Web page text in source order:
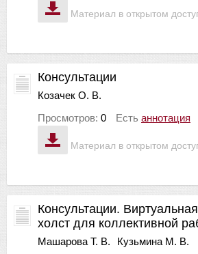
Материал в открытом
Материал в открытом
Консультации
Козачек О. В.
Просмотров: 0 Есть аннотация
Консультации.
холст для коллективной
Машарова Т. В. Кузьмина М. В.